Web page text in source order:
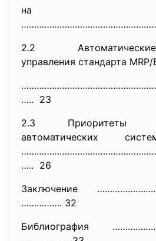
на
2.2
управления стандарта MRP/
….. 23
2.3 Приоритеты
автоматических
….. 26
Заключение
……………. 32
Библиография